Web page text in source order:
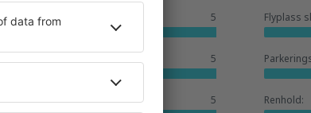
5 Flyplass
5
Hotellbase: 5 Renhold: